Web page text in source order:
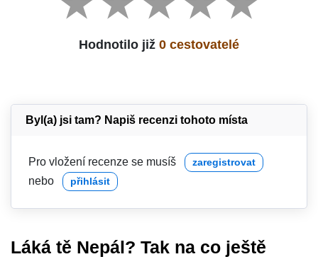
Hodnotilo již 0 cestovatelé
Byl(a) jsi tam? Napiš recenzi tohoto místa
Pro vložení recenze se musíš zaregistrovat
nebo přihlásit
Láká tě Nepál? Tak na co ještě